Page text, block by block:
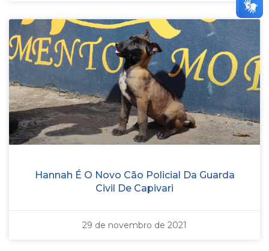
Hannah É O Novo Cão Policial Da Guarda
Civil De Capivari
29 de novembro de 2021